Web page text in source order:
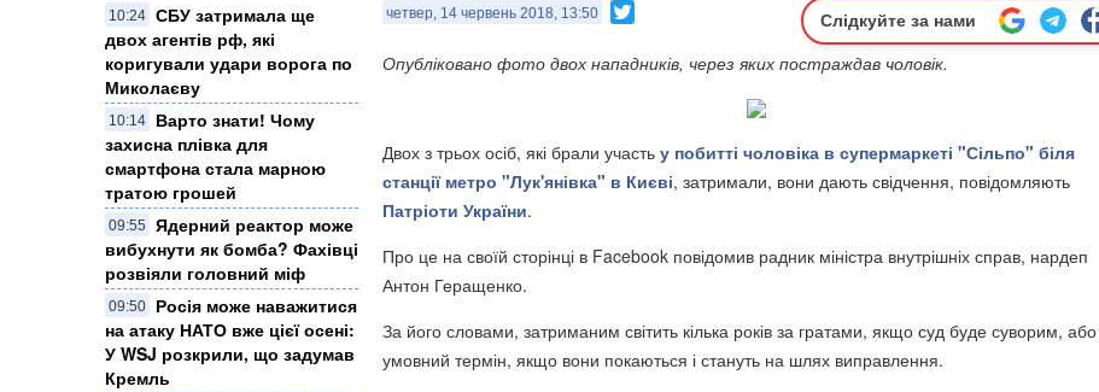
10:24 СБУ затримала ще
двох агентів рф, які
коригували удари ворога по
Миколаєву
10:14
Варто знати! Чому
захисна плівка для
смартфона стала марною
тратою грошей
09:55
Ядерний реактор може
вибухнути як бомба? Фахівці
розвіяли головний міф
09:50
Росія може наважитися
на атаку НАТО вже цієї осені:
У WSJ розкрили, що задумав
Кремль
четвер, 14 червень 2018, 13:50 Слідкуйте за нами
Опубліковано фото двох нападників, через яких постраждав чоловік.
Двох з трьох осіб, які брали участь у побитті чоловіка в супермаркеті "Сільпо" біля
станції метро "Лук'янівка" в Києві, затримали, вони дають свідчення, повідомляють
Патріоти України.
Про це на своїй сторінці в Facebook повідомив радник міністра внутрішніх справ, нардеп
Антон Геращенко.
За його словами, затриманим світить кілька років за гратами, якщо суд буде суворим, або
умовний термін, якщо вони покаються і стануть на шлях виправлення.